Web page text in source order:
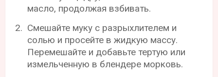
масло, продолжая взбивать.
Смешайте муку с разрыхлителем и
солью и просейте в жидкую массу.
Перемешайте и добавьте тертую или
измельченную в блендере морковь.